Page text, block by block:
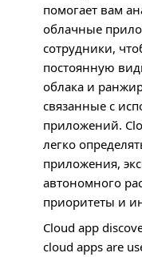
помогает вам
облачные
сотрудники,
постоянную
облака и
связанные с
приложений.
легко
приложения,
автономного
приоритеты и
Cloud app
cloud apps are